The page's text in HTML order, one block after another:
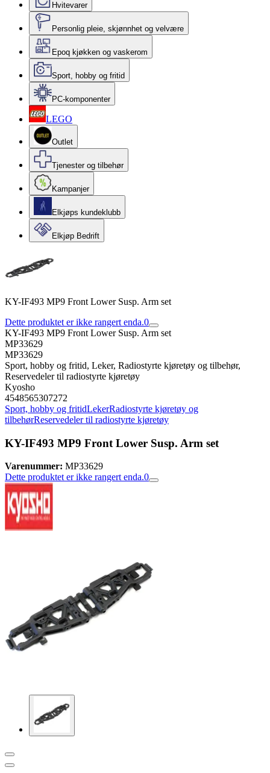
Hvitevarer
Personlig pleie, skjønnhet og velvære
Epoq kjøkken og vaskerom
Sport, hobby og fritid
PC-komponenter
LEGO
Outlet
Tjenester og tilbehør
Kampanjer
Elkjøps kundeklubb
Elkjøp Bedrift
KY-IF493 MP9 Front Lower Susp. Arm set
Dette produktet er ikke rangert enda.0
KY-IF493 MP9 Front Lower Susp. Arm set
MP33629
MP33629
Sport, hobby og fritid, Leker, Radiostyrte kjøretøy og tilbehør,
Reservedeler til radiostyrte kjøretøy
Kyosho
4548565307272
Sport, hobby og fritidLekerRadiostyrte kjøretøy og
tilbehørReservedeler til radiostyrte kjøretøy
KY-IF493 MP9 Front Lower Susp. Arm set
Varenummer: MP33629
Dette produktet er ikke rangert enda.0